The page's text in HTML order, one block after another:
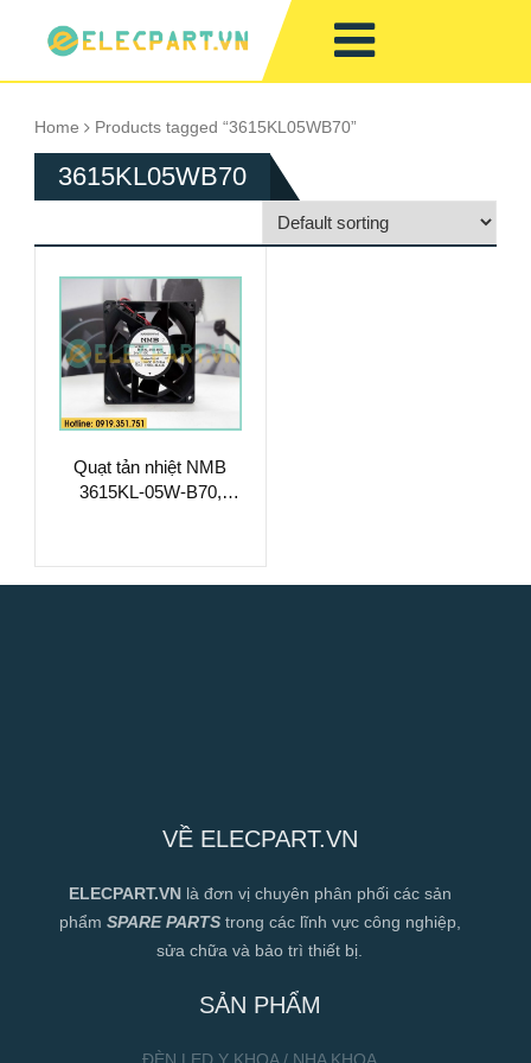
Home Products tagged “3615KL05WB70”
3615KL05WB70
Quạt tản nhiệt NMB
3615KL-05W-B70,
VỀ ELECPART.VN
ELECPART.VN là đơn vị chuyên phân phối các sản
phẩm SPARE PARTStrong các lĩnh vực công nghiệp,
sửa chữa và bảo trì thiết bị.
SẢN PHẨM
ĐÈN LED Y KHOA / NHA KHOA